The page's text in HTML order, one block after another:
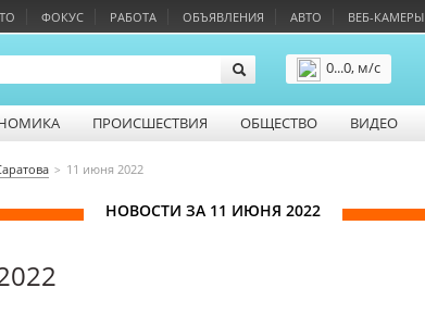
ФОКУС РАБОТА ОБЪЯВЛЕНИЯ АВТО ВЕБ-КАМЕРЫ
0...0, м/с
ПРОИСШЕСТВИЯ ОБЩЕСТВО ВИДЕО
11 июня 2022
НОВОСТИ ЗА 11 ИЮНЯ 2022